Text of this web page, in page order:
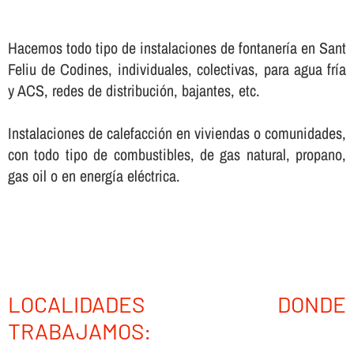
Hacemos todo tipo de instalaciones de fontanerí­a en Sant
Feliu de Codines, individuales, colectivas, para agua frí­a
y ACS, redes de distribución, bajantes, etc.
Instalaciones de calefacción en viviendas o comunidades,
con todo tipo de combustibles, de gas natural, propano,
gas oil o en energí­a eléctrica.
LOCALIDADES DONDE
TRABAJAMOS: